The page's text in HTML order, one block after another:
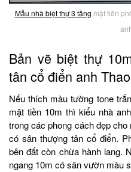
Mẫu nhà biệt thự 3 tầng mặt tiền
Bản vẽ biệt thự
tân cổ điển anh Thao
Nếu thích màu tường tone
mặt tiền 10m thì kiểu nhà
trong các phong cách đẹp
có sân thượng tân cổ điển.
bên đất còn chừa hành lang.
ngang 10m có sân vườn màu